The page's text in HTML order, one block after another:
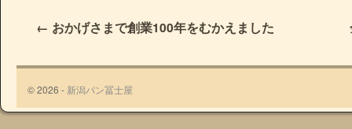
← おかげさまで創業100年をむかえました
© 2026 - 新潟パン冨士屋